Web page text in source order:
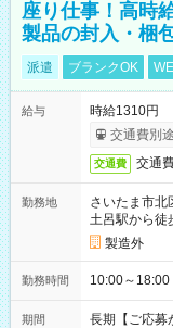
座り仕事！高時
製品の封入・梱
派遣 ブランクOK
給与
時給1310円
交通費別
交通費 交通
勤務地
さいたま市北
土呂駅から徒
製造外
勤務時間
期間
長期【ご応募